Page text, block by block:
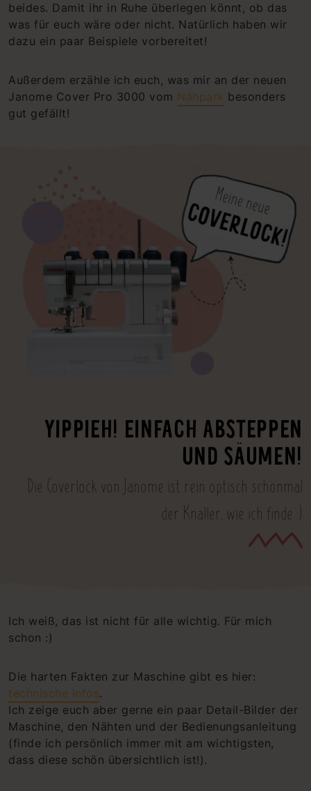
beides. Damit ihr in Ruhe überlegen könnt, ob das
was für euch wäre oder nicht. Natürlich haben wir
dazu ein paar Beispiele vorbereitet!
Außerdem erzähle ich euch, was mir an der neuen
Janome Cover Pro 3000 vom Nähpark besonders
gut gefällt!
YIPPIEH! EINFACH ABSTEPPEN
UND SÄUMEN!
Die Coverlock von Janome ist rein optisch schonmal
der Knaller, wie ich finde :)
Ich weiß, das ist nicht für alle wichtig. Für mich
schon :)
Die harten Fakten zur Maschine gibt es hier:
technische Infos.
Ich zeige euch aber gerne ein paar Detail-Bilder der
Maschine, den Nähten und der Bedienungsanleitung
(finde ich persönlich immer mit am wichtigsten,
dass diese schön übersichtlich ist!).